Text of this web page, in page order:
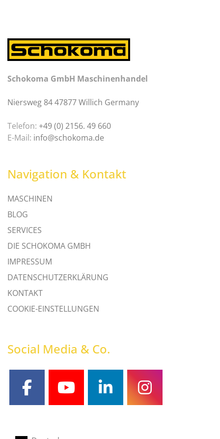
Schokoma GmbH Maschinenhandel
Niersweg 84 47877 Willich Germany
Telefon: +49 (0) 2156. 49 660
E-Mail: info@schokoma.de
Navigation & Kontakt
MASCHINEN
BLOG
SERVICES
DIE SCHOKOMA GMBH
IMPRESSUM
DATENSCHUTZERKLÄRUNG
KONTAKT
COOKIE-EINSTELLUNGEN
Social Media & Co.
facebookyoutubelinkedininstagram